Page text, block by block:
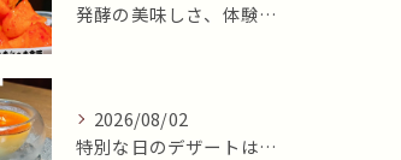
発酵の美味しさ、体験しませんか？🧄
2026/08/02
特別な日のデザートはいかがですか🍮✨？本日8月2日はおやつの...